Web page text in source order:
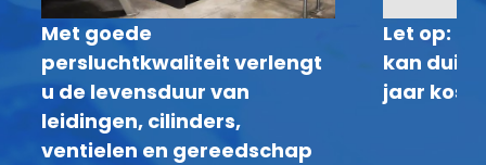
Met goede
persluchtkwaliteit verlengt
u de levensduur van
leidingen, cilinders,
ventielen en gereedschap
Let op:
kan
jaar